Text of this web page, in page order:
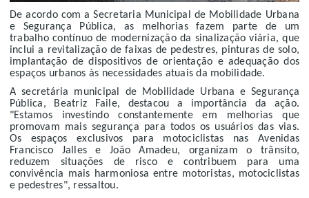
De acordo com a Secretaria Municipal de Mobilidade Urbana
e Segurança Pública, as melhorias fazem parte de um
trabalho contínuo de modernização da sinalização viária, que
inclui a revitalização de faixas de pedestres, pinturas de solo,
implantação de dispositivos de orientação e adequação dos
espaços urbanos às necessidades atuais da mobilidade.
A secretária municipal de Mobilidade Urbana e Segurança
Pública, Beatriz Faile, destacou a importância da ação.
"Estamos investindo constantemente em melhorias que
promovam mais segurança para todos os usuários das vias.
Os espaços exclusivos para motociclistas nas Avenidas
Francisco Jalles e João Amadeu, organizam o trânsito,
reduzem situações de risco e contribuem para uma
convivência mais harmoniosa entre motoristas, motociclistas
e pedestres", ressaltou.